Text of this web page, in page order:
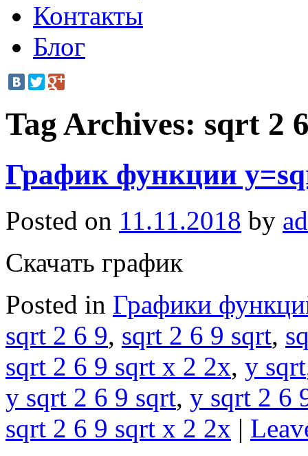
Контакты
Блог
Tag Archives: sqrt 2
График функции
Posted on 11.11.2018 by
Скачать график
Posted in Графики
sqrt 2 6 9, sqrt 2 6 9 sqrt,
sqrt 2 6 9 sqrt x 2 2x, y sqrt
y sqrt 2 6 9 sqrt, y sqrt 2 6
sqrt 2 6 9 sqrt x 2 2x |